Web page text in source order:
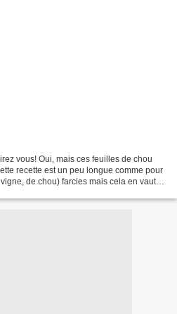
vous! Oui, mais ces feuilles de chou
recette est un peu longue comme pour
de chou) farcies mais cela en vaut la